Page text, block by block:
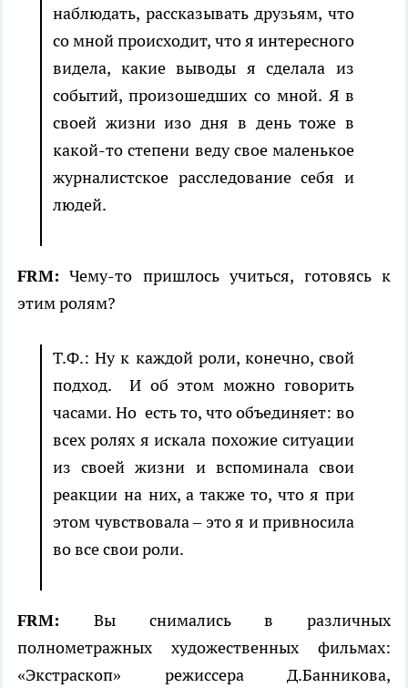
наблюдать, рассказывать друзьям, что
со мной происходит, что я интересного
видела, какие выводы я сделала из
событий, произошедших со мной. Я в
своей жизни изо дня в день тоже в
какой-то степени веду свое маленькое
журналистское расследование себя и
людей.
FRM: Чему-то пришлось учиться, готовясь к
этим ролям?
Т.Ф.: Ну к каждой роли, конечно, свой
подход. И об этом можно говорить
часами. Но есть то, что объединяет: во
всех ролях я искала похожие ситуации
из своей жизни и вспоминала свои
реакции на них, а также то, что я при
этом чувствовала – это я и привносила
во все свои роли.
FRM: Вы снимались в различных
полнометражных художественных фильмах:
«Экстраскоп» режиссера Д.Банникова,